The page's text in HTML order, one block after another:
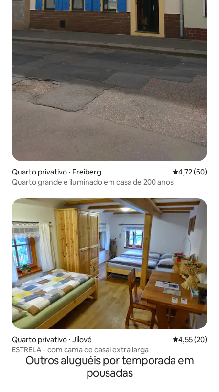
Quarto privativo ⋅ Freiberg 4,72 de uma
4,72 (60)
Quarto grande e iluminado em casa de 200 anos
Quarto privativo ⋅ Jílové 4,55 de uma
4,55 (20)
ESTRELA - com cama de casal extra larga
Outros aluguéis por temporada em
pousadas